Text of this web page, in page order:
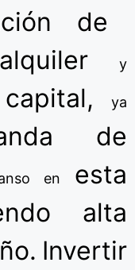
de
y
ya
de
en esta
alta
Invertir